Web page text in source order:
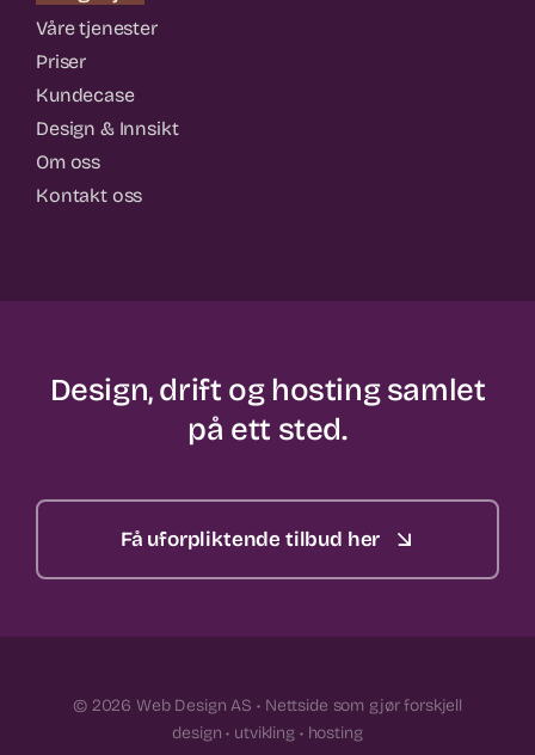
Våre tjenester
Priser
Kundecase
Design & Innsikt
Om oss
Kontakt oss
Design, drift og hosting samlet
på ett sted.
Få uforpliktende tilbud her
© 2026 Web Design AS • Nettside som gjør forskjell
design • utvikling • hosting